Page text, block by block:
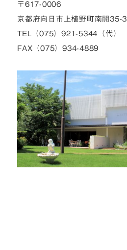
〒617-0006
京都府向日市上植野町南開35-3
TEL（075）921-5344（代）
FAX（075）934-4889